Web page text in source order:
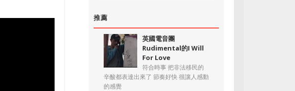
推薦
英國電音團
Rudimental的I Will
For Love
符合時事 把非法移民的
辛酸都表達出來了 節奏好快 很讓人感動
的感覺